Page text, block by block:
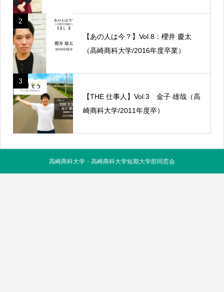
2
【あの人は今？】Vol.8：櫻井 慶太
（高崎商科大学/2016年度卒業）
3
【THE 仕事人】Vol.3 金子 雄哉（高
崎商科大学/2011年度卒）
高崎商科大学・高崎商科大学短期大学部同窓会